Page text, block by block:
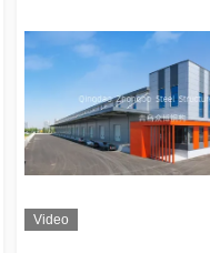
Video